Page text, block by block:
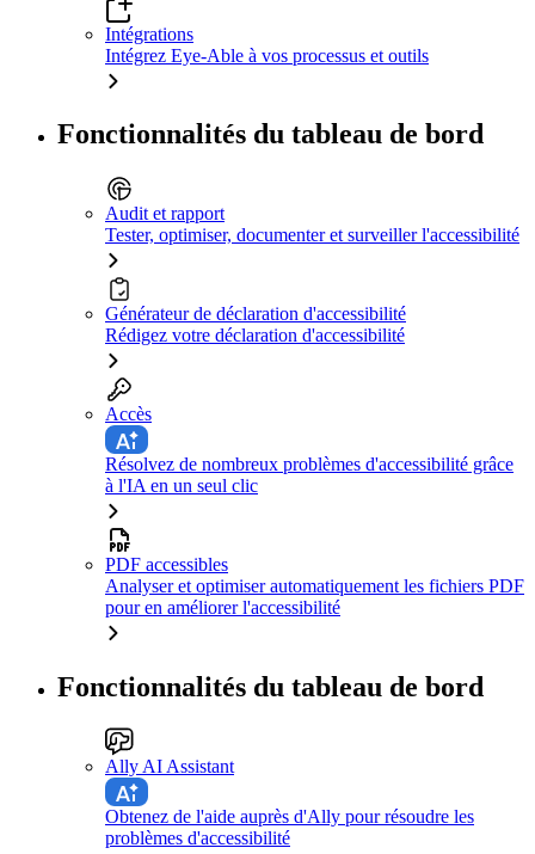
Intégrations
Intégrez Eye-Able à vos processus et outils
Fonctionnalités du tableau de bord
Audit et rapport
Tester, optimiser, documenter et surveiller l'accessibilité
Générateur de déclaration d'accessibilité
Rédigez votre déclaration d'accessibilité
Accès
Résolvez de nombreux problèmes d'accessibilité grâce
à l'IA en un seul clic
PDF accessibles
Analyser et optimiser automatiquement les fichiers PDF
pour en améliorer l'accessibilité
Fonctionnalités du tableau de bord
Ally AI Assistant
Obtenez de l'aide auprès d'Ally pour résoudre les
problèmes d'accessibilité